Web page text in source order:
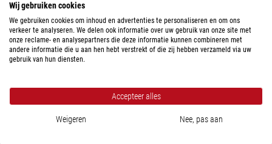
Räthgloben
Stille globe, beschrijf- en uitwisbaar 30cm
$ 57,00
Klaar voor verzending in3-7 dagen
Wij gebruiken cookies
We gebruiken cookies om inhoud en advertenties te personaliseren en om ons
verkeer te analyseren. We delen ook informatie over uw gebruik van onze site met
onze reclame- en analysepartners die deze informatie kunnen combineren met
andere informatie die u aan hen hebt verstrekt of die zij hebben verzameld via uw
gebruik van hun diensten.
Accepteer alles
Weigeren Nee, pas aan